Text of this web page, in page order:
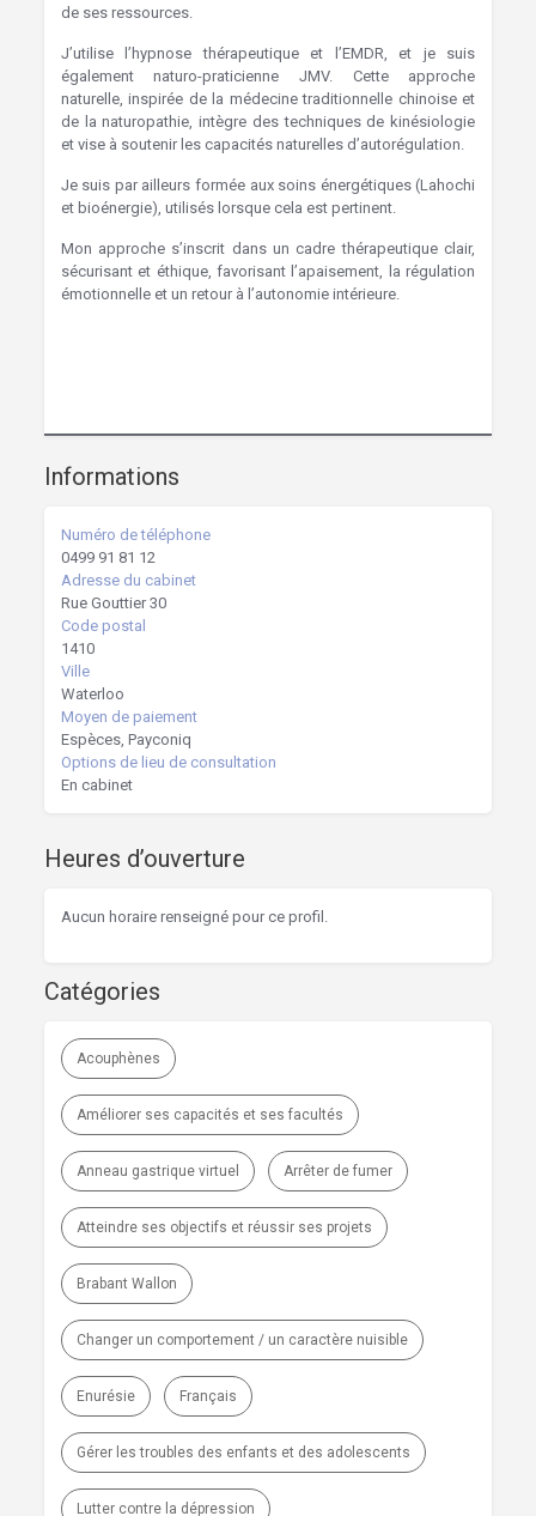
de ses ressources.
J’utilise l’hypnose thérapeutique et l’EMDR, et je suis
également naturo-praticienne JMV. Cette approche
naturelle, inspirée de la médecine traditionnelle chinoise et
de la naturopathie, intègre des techniques de kinésiologie
et vise à soutenir les capacités naturelles d’autorégulation.
Je suis par ailleurs formée aux soins énergétiques (Lahochi
et bioénergie), utilisés lorsque cela est pertinent.
Mon approche s’inscrit dans un cadre thérapeutique clair,
sécurisant et éthique, favorisant l’apaisement, la régulation
émotionnelle et un retour à l’autonomie intérieure.
Informations
Numéro de téléphone
0499 91 81 12
Adresse du cabinet
Rue Gouttier 30
Code postal
1410
Ville
Waterloo
Moyen de paiement
Espèces, Payconiq
Options de lieu de consultation
En cabinet
Heures d’ouverture
Aucun horaire renseigné pour ce profil.
Catégories
Acouphènes
Améliorer ses capacités et ses facultés
Anneau gastrique virtuel Arrêter de fumer
Atteindre ses objectifs et réussir ses projets
Brabant Wallon
Changer un comportement / un caractère nuisible
Enurésie Français
Gérer les troubles des enfants et des adolescents
Lutter contre la dépression